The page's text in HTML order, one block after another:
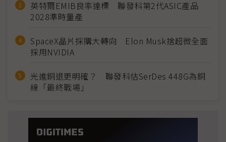
英特爾EMIB良率達標 聯發科第2代ASIC產品
2028準時量產
SpaceX晶片採購大轉向 Elon Musk捨超微全面
採用NVIDIA
光進銅退更明確？ 聯發科估SerDes 448G為銅
線「最終戰場」